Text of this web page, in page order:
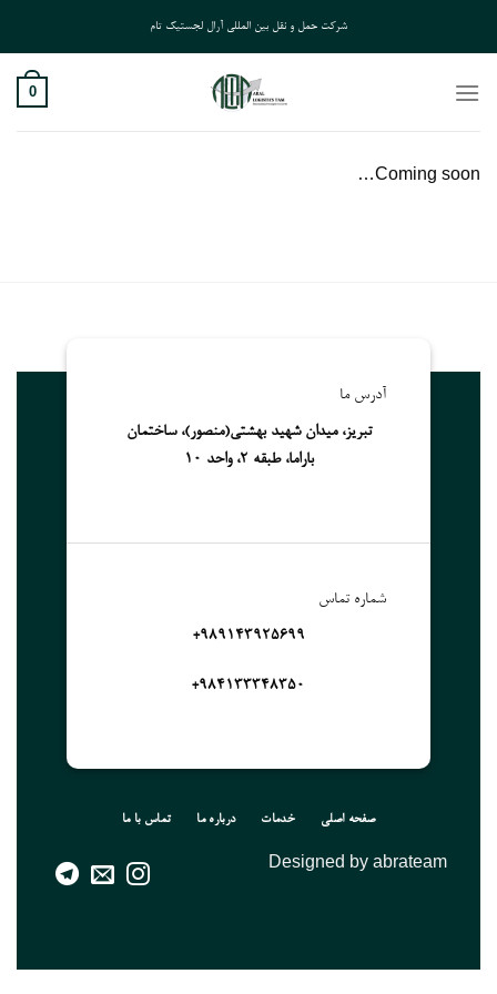
شرکت حمل و نقل بین المللی آرال لجستیک تام
0
Coming soon…
آدرس ما
تبریز، میدان شهید بهشتی(منصور)، ساختمان
باراما، طبقه 2، واحد 10
شماره تماس
989143925699+
۹۸۴۱۳۳۳۴۸۳۵۰+
Designed by abrateam
صفحه اصلی خدمات درباره ما تماس با ما